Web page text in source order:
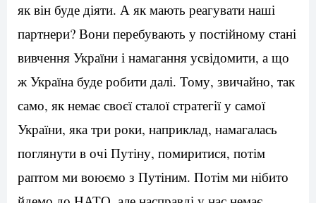
як він буде діяти. А як мають реагувати наші
партнери? Вони перебувають у постійному стані
вивчення України і намагання усвідомити, а що
ж Україна буде робити далі. Тому, звичайно, так
само, як немає своєї сталої стратегії у самої
України, яка три роки, наприклад, намагалась
поглянути в очі Путіну, помиритися, потім
раптом ми воюємо з Путіним. Потім ми нібито